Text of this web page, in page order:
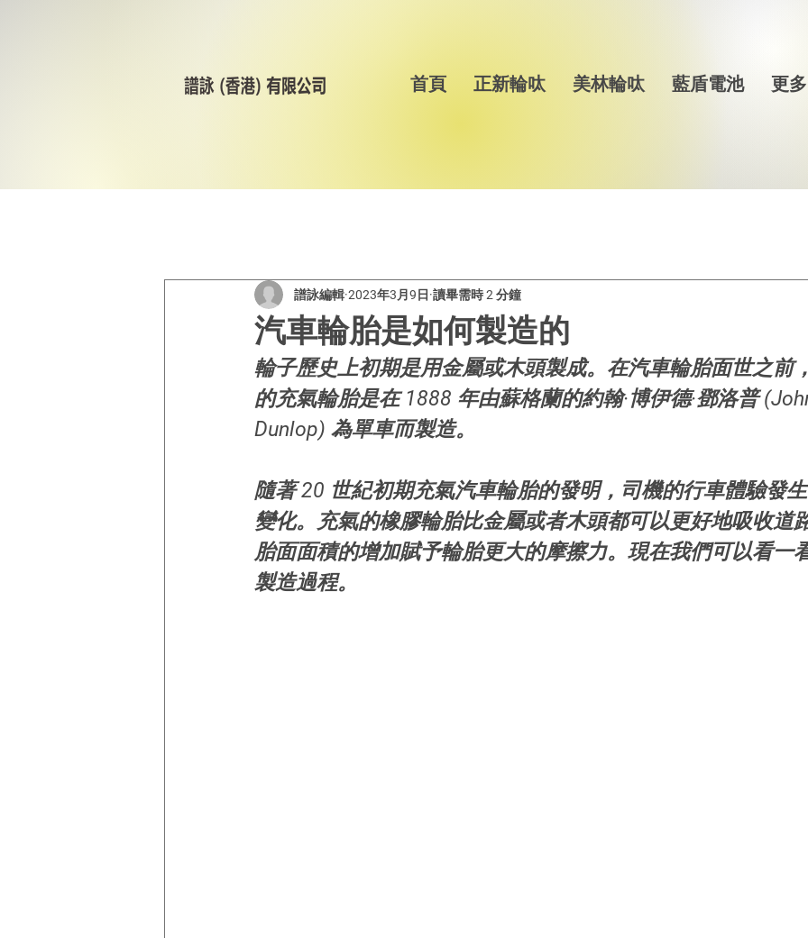
首頁 正新輪呔 美林輪呔 藍盾電池 更多
汽車輪胎是如何製造的
譜詠編輯 2023年3月9日 讀畢需時 2 分鐘
輪子歷史上初期是用金屬或木頭製成。在汽車輪胎面世之前
的充氣輪胎是在 1888 年由蘇格蘭的約翰·博伊德·鄧洛普
Dunlop) 為單車而製造。
隨著 20 世紀初期充氣汽車輪胎的發明，司機的行車體驗發
變化。充氣的橡膠輪胎比金屬或者木頭都可以更好地吸收道
胎面面積的增加賦予輪胎更大的摩擦力。現在我們可以看一
製造過程。